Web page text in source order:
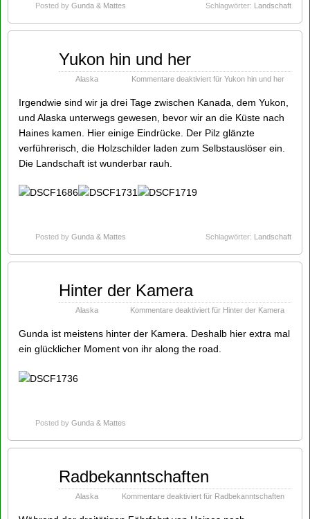
Posted by Gunda & Mattes Schlagwörter: Landschaft
Yukon hin und her
Alaska Kommentare deaktiviert für Yukon hin und her
Irgendwie sind wir ja drei Tage zwischen Kanada, dem Yukon,
und Alaska unterwegs gewesen, bevor wir an die Küste nach
Haines kamen. Hier einige Eindrücke. Der Pilz glänzte
verführerisch, die Holzschilder laden zum Selbstauslöser ein.
Die Landschaft ist wunderbar rauh.
Posted by Gunda & Mattes Schlagwörter: Landschaft
Hinter der Kamera
Alaska Kommentare deaktiviert für Hinter der Kamera
Gunda ist meistens hinter der Kamera. Deshalb hier extra mal
ein glücklicher Moment von ihr along the road.
Posted by Gunda & Mattes
Radbekanntschaften
Alaska Kommentare deaktiviert für Radbekanntschaften